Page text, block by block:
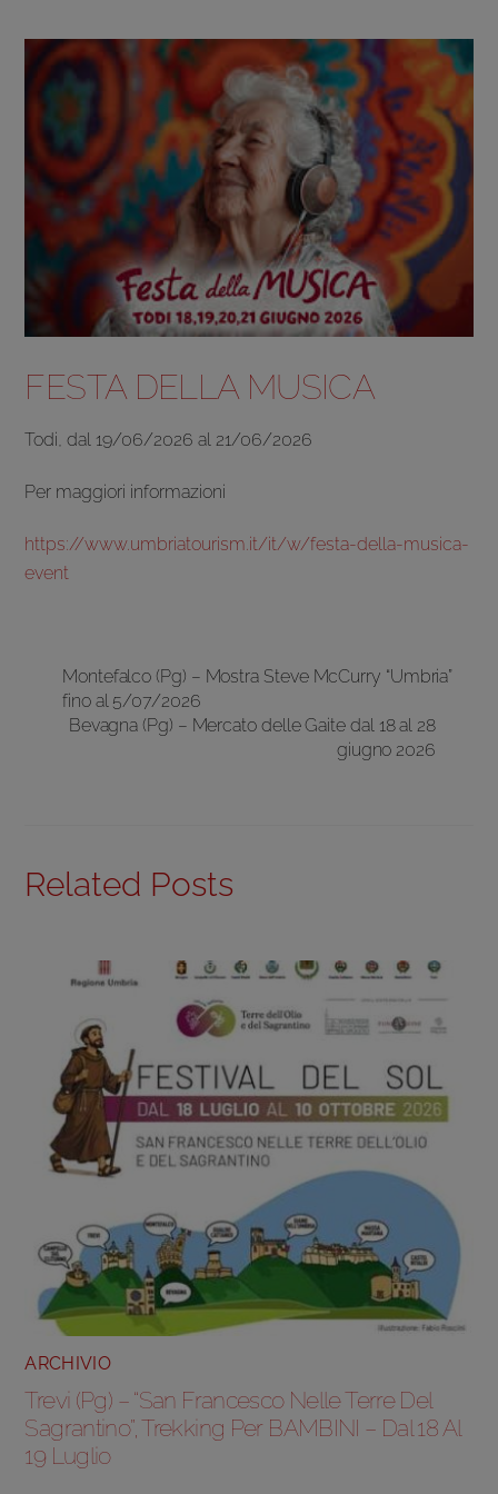
FESTA DELLA MUSICA
Todi, dal 19/06/2026 al 21/06/2026
Per maggiori informazioni
https://www.umbriatourism.it/it/w/festa-della-musica-
event
Montefalco (Pg) – Mostra Steve McCurry “Umbria”
fino al 5/07/2026
Bevagna (Pg) – Mercato delle Gaite dal 18 al 28
giugno 2026
Related Posts
ARCHIVIO
Trevi (Pg) – “San Francesco Nelle Terre Del
Sagrantino”, Trekking Per BAMBINI – Dal 18 Al
19 Luglio